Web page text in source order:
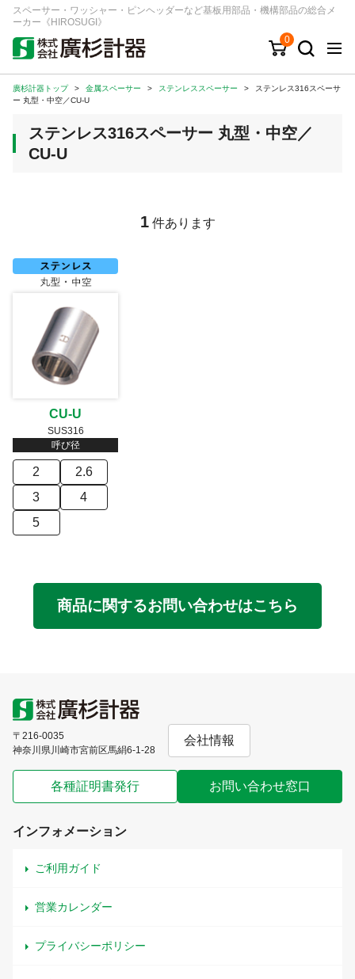
スペーサー・ワッシャー・ピンヘッダーなど基板用部品・機構部品の総合メ
ーカー《HIROSUGI》
0
キーワード 品番/シリーズ
商品カテゴリから探す
ジャンルから探す
注文・見積りについて
ご利用ガイド
お問い合わせ窓口
会社情報
廣杉計器トップ > 金属スペーサー > ステンレススペーサー >
ステンレス316スペーサ
ー 丸型・中空／CU-U
ステンレス316スペーサー 丸型・中空／
CU-U
1 件あります
CU-U
SUS316
呼び径
2
2.6
3
4
5
商品に関するお問い合わせはこちら
〒216-0035
神奈川県川崎市宮前区馬絹6-1-28
会社情報
各種証明書発行 お問い合わせ窓口
インフォメーション
ご利用ガイド
営業カレンダー
プライバシーポリシー